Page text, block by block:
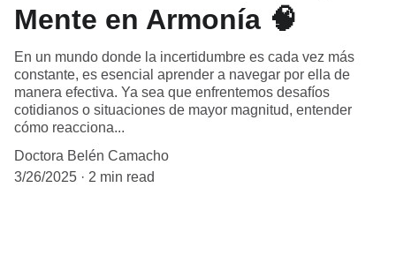
Mente en Armonía 🧠
En un mundo donde la incertidumbre es cada vez más
constante, es esencial aprender a navegar por ella de
manera efectiva. Ya sea que enfrentemos desafíos
cotidianos o situaciones de mayor magnitud, entender
cómo reacciona...
Doctora Belén Camacho
3/26/2025
2 min read